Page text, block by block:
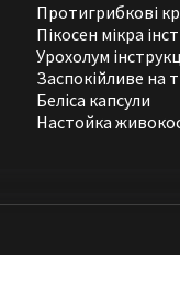
Протигрибкові
Пікосен мікра
Урохолум
Заспокійливе на
Беліса капсули
Настойка